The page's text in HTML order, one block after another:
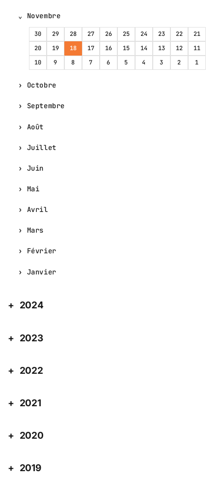
Novembre
30 29 28 27 26 25 24 23 22
21
20
19 18 17 16 15 14 13 12
11
10
9 8 7 6 5 4 3 2 1
Octobre
Septembre
Août
Juillet
Juin
Mai
Avril
Mars
Février
Janvier
2024
2023
2022
2021
2020
2019